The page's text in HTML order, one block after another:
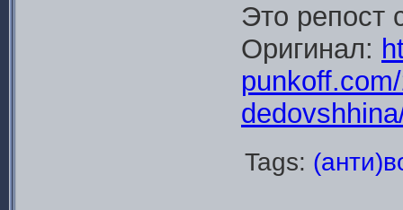
Это репост
Оригинал:
Tags: